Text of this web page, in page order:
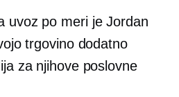
uvoz po meri je Jordan
trgovino dodatno
za njihove poslovne